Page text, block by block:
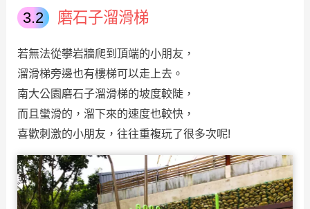
磨石子溜滑梯
若無法從攀岩牆爬到頂端的小朋友，
溜滑梯旁邊也有樓梯可以走上去。
南大公園磨石子溜滑梯的坡度較陡，
而且蠻滑的，溜下來的速度也較快，
喜歡刺激的小朋友，往往重複玩了很多次呢!